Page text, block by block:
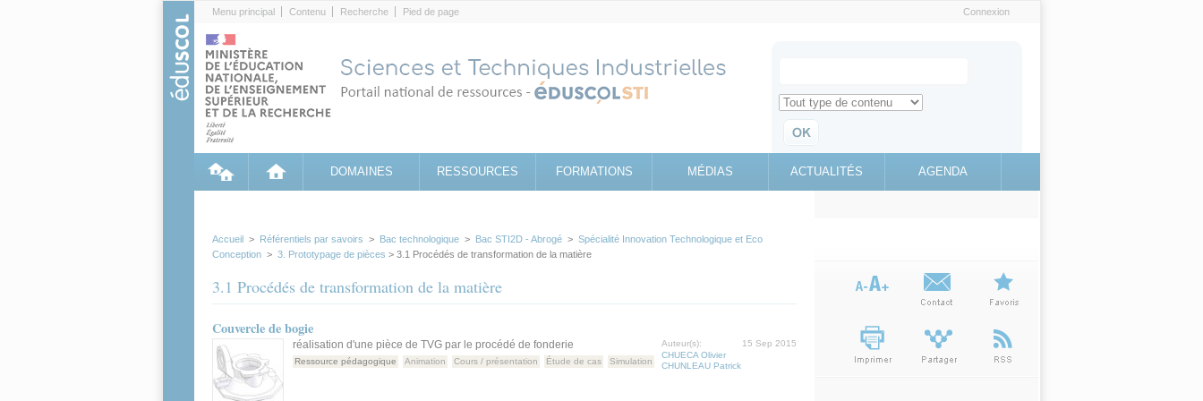
Menu principal Contenu Recherche Pied de page Connexion
Search for
Retrouvez toute l'information sur le site education.gouv.fr
DOMAINES RESSOURCES FORMATIONS MÉDIAS ACTUALITÉS AGENDA
Accueil > Référentiels par savoirs > Bac technologique > Bac STI2D - Abrogé > Spécialité Innovation Technologique et Eco
Conception > 3. Prototypage de pièces > 3.1 Procédés de transformation de la matière
3.1 Procédés de transformation de la matière
Couvercle de bogie
15 Sep 2015
Auteur(s):
CHUECA Olivier
CHUNLEAU Patrick
réalisation d'une pièce de TVG par le procédé de fonderie
Ressource pédagogique Animation Cours / présentation Étude de cas Simulation